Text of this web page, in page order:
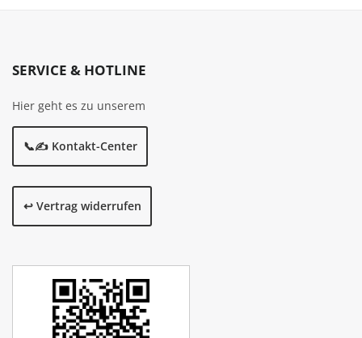
SERVICE & HOTLINE
Hier geht es zu unserem
📞✍️ Kontakt-Center
↩️ Vertrag widerrufen